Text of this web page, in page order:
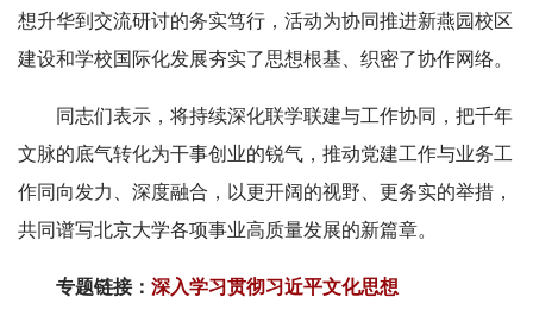
想升华到交流研讨的务实笃行，活动为协同推进新燕园校区
建设和学校国际化发展夯实了思想根基、织密了协作网络。
同志们表示，将持续深化联学联建与工作协同，把千年
文脉的底气转化为干事创业的锐气，推动党建工作与业务工
作同向发力、深度融合，以更开阔的视野、更务实的举措，
共同谱写北京大学各项事业高质量发展的新篇章。
专题链接： 深入学习贯彻习近平文化思想